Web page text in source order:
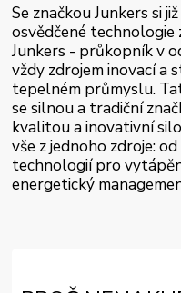
Se značkou Junkers si
osvědčené
Junkers - průkopník v
vždy zdrojem inovací a
tepelném průmyslu.
se silnou a tradiční
kvalitou a inovativní
vše z jednoho zdroje:
technologií pro
energetický